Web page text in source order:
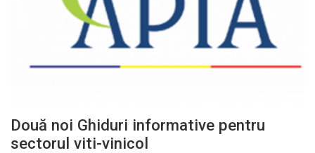
Două noi Ghiduri informative pentru
sectorul viti-vinicol